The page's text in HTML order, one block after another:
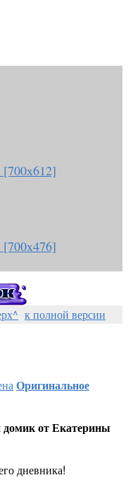
[700x612]
[700x476]
к полной версии
Оригинальное
от Екатерины
дневника!